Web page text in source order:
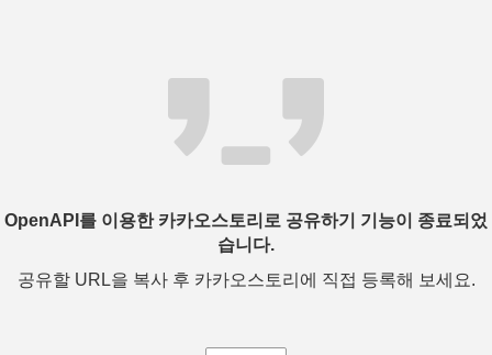
OpenAPI를 이용한 카카오스토리로 공유하기 기능이 종료되었
습니다.
공유할 URL을 복사 후 카카오스토리에 직접 등록해 보세요.